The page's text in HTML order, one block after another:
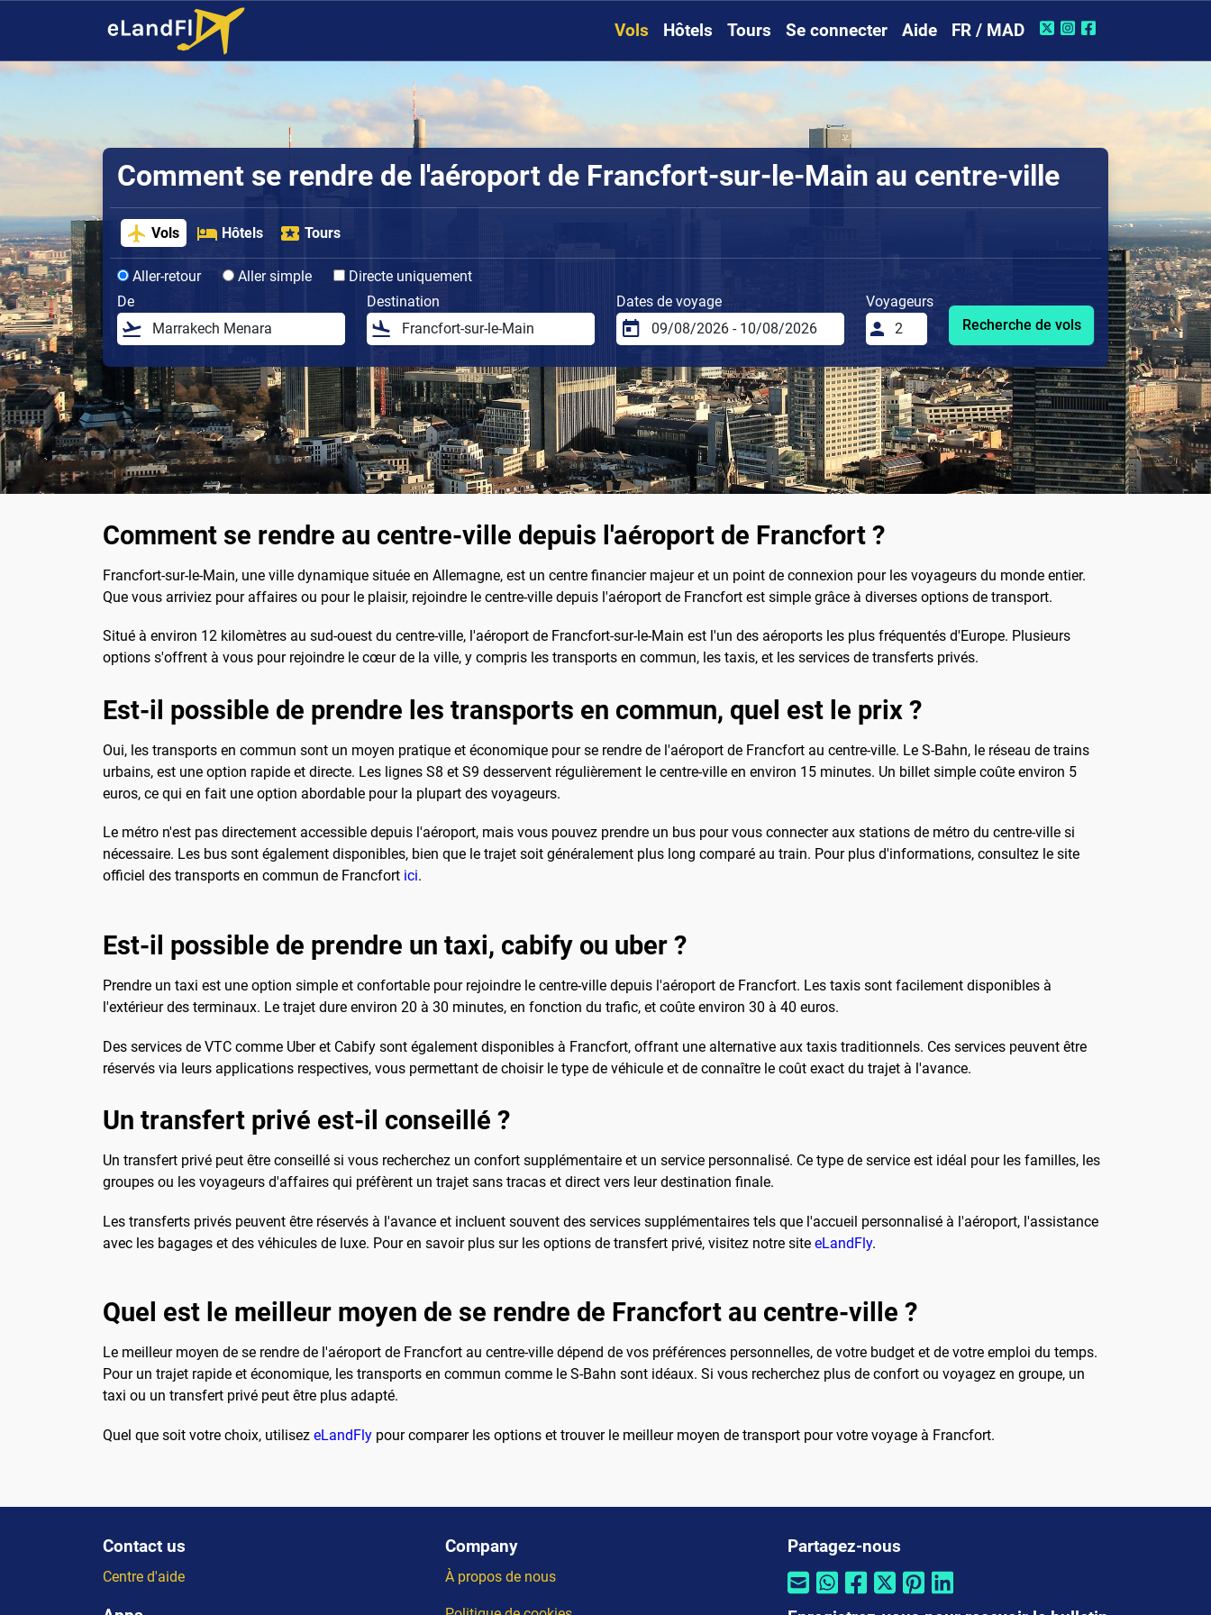
Vols Hôtels Tours Se connecter Aide FR / MAD
Comment se rendre de l'aéroport de Francfort-sur-le-Main au centre-ville
Vols Hôtels Tours
Aller-retour Aller simple
Directe uniquement
De
Destination Dates de voyage
Voyageurs
Recherche de vols
Comment se rendre au centre-ville depuis l'aéroport de Francfort ?
Francfort-sur-le-Main, une ville dynamique située en Allemagne, est un centre financier majeur et un point de connexion pour les voyageurs du monde entier.
Que vous arriviez pour affaires ou pour le plaisir, rejoindre le centre-ville depuis l'aéroport de Francfort est simple grâce à diverses options de transport.
Situé à environ 12 kilomètres au sud-ouest du centre-ville, l'aéroport de Francfort-sur-le-Main est l'un des aéroports les plus fréquentés d'Europe. Plusieurs
options s'offrent à vous pour rejoindre le cœur de la ville, y compris les transports en commun, les taxis, et les services de transferts privés.
Est-il possible de prendre les transports en commun, quel est le prix ?
Oui, les transports en commun sont un moyen pratique et économique pour se rendre de l'aéroport de Francfort au centre-ville. Le S-Bahn, le réseau de trains
urbains, est une option rapide et directe. Les lignes S8 et S9 desservent régulièrement le centre-ville en environ 15 minutes. Un billet simple coûte environ 5
euros, ce qui en fait une option abordable pour la plupart des voyageurs.
Le métro n'est pas directement accessible depuis l'aéroport, mais vous pouvez prendre un bus pour vous connecter aux stations de métro du centre-ville si
nécessaire. Les bus sont également disponibles, bien que le trajet soit généralement plus long comparé au train. Pour plus d'informations, consultez le site
officiel des transports en commun de Francfort ici.
Est-il possible de prendre un taxi, cabify ou uber ?
Prendre un taxi est une option simple et confortable pour rejoindre le centre-ville depuis l'aéroport de Francfort. Les taxis sont facilement disponibles à
l'extérieur des terminaux. Le trajet dure environ 20 à 30 minutes, en fonction du trafic, et coûte environ 30 à 40 euros.
Des services de VTC comme Uber et Cabify sont également disponibles à Francfort, offrant une alternative aux taxis traditionnels. Ces services peuvent être
réservés via leurs applications respectives, vous permettant de choisir le type de véhicule et de connaître le coût exact du trajet à l'avance.
Un transfert privé est-il conseillé ?
Un transfert privé peut être conseillé si vous recherchez un confort supplémentaire et un service personnalisé. Ce type de service est idéal pour les familles, les
groupes ou les voyageurs d'affaires qui préfèrent un trajet sans tracas et direct vers leur destination finale.
Les transferts privés peuvent être réservés à l'avance et incluent souvent des services supplémentaires tels que l'accueil personnalisé à l'aéroport, l'assistance
avec les bagages et des véhicules de luxe. Pour en savoir plus sur les options de transfert privé, visitez notre site eLandFly.
Quel est le meilleur moyen de se rendre de Francfort au centre-ville ?
Le meilleur moyen de se rendre de l'aéroport de Francfort au centre-ville dépend de vos préférences personnelles, de votre budget et de votre emploi du temps.
Pour un trajet rapide et économique, les transports en commun comme le S-Bahn sont idéaux. Si vous recherchez plus de confort ou voyagez en groupe, un
taxi ou un transfert privé peut être plus adapté.
Quel que soit votre choix, utilisez eLandFly pour comparer les options et trouver le meilleur moyen de transport pour votre voyage à Francfort.
Contact us
Centre d'aide
Company
À propos de nous
Partagez-nous